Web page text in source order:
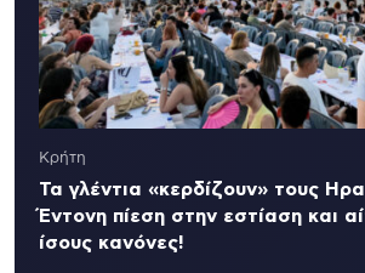
Κρήτη
Τα γλέντια «κερδίζουν» τους
Έντονη πίεση στην εστίαση και
ίσους κανόνες!